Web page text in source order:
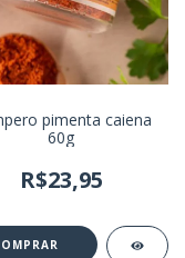
pimenta caiena
60g
R$23,95